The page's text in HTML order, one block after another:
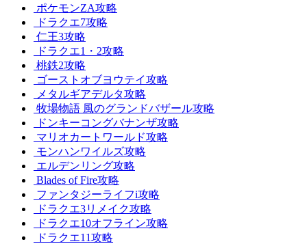
ポケモンZA攻略
ドラクエ7攻略
仁王3攻略
ドラクエ1・2攻略
桃鉄2攻略
ゴーストオブヨウテイ攻略
メタルギアデルタ攻略
牧場物語 風のグランドバザール攻略
ドンキーコングバナンザ攻略
マリオカートワールド攻略
モンハンワイルズ攻略
エルデンリング攻略
Blades of Fire攻略
ファンタジーライフi攻略
ドラクエ3リメイク攻略
ドラクエ10オフライン攻略
ドラクエ11攻略